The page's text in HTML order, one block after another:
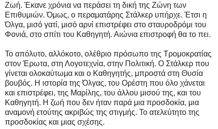
Ζωή. Έκανε χρόνια να περάσει τη δική της Ζώνη των
Επιθυμιών. Όμως, ο περαματάρης Στάλκερ υπήρχε. Έτσι η
Όλγα, μισό γατί, μισό αρνί επιστρέφει στο σταυροδρόμι του
Φονιά, στο σπίτι του Καθηγητή. Αιώνια επιστροφή θα το πει.
Το απόλυτο, αλλόκοτο, ολέθριο πρόσωπο της Τρομοκρατίας
στον Έρωτα, στη Λογοτεχνία, στην Πολιτική. Ο Στάλκερ που
γίνεται ολοκαύτωμα και ο Καθηγητής, μπροστά στη Θυσία
βουβός. Η ιστορία της Όλγας, του Ορέστη που όλο χάνεται
και επιστρέφει, της Μαρίλης, του άλλου μισού της, και του
Καθηγητή. Η ζωή που δεν ήταν παρά μια προσδοκία, μια
αναμονή ετούτης ακριβώς της στιγμής. Το ατελεύτητο της
προσδοκίας και μιας σχέσης.